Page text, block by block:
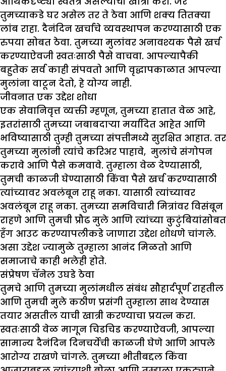
तुमच्याकडे घर असेल तर ते ठेवा आणि शक्य तितक्या
लांब राहा. दैनंदिन खर्चाचे व्यवस्थापन करण्यासाठी एक
रुपया सोबत ठेवा. तुमच्या मुलांवर अनावश्यक पैसे खर्च
करण्याऐवजी स्वतःसाठी पैसे वाचवा. आपल्यापैकी
बहुतेक सर्व काही संपवतो आणि वृद्धापकाळात आपल्या
मुलांना वाटून देतो, हे योग्य नाही.
जीवनात एक उद्देश शोधा
एक सेवानिवृत्त व्यक्ती म्हणून, तुमच्या हातात वेळ आहे,
इतरांसाठी तुमच्या जबाबदाऱ्या मर्यादित आहेत आणि
भविष्यासाठी तुम्ही तुमच्या संपत्तीमध्ये सुरक्षित आहात. तर
तुमच्या मुलांनी त्यांचे करिअर पाहावे, मुलांचे संगोपन
करावे आणि पैसे कमवावे. तुम्हाला वेळ देण्यासाठी,
तुमची काळजी घेण्यासाठी किंवा पैसे खर्च करण्यासाठी
त्यांच्यावर अवलंबून राहू नका. यासाठी त्यांच्यावर
अवलंबून राहू नका. तुमच्या समविचारी मित्रांवर विसंबून
राहणे आणि तुमची प्रौढ मुले आणि त्यांच्या कुटुंबियांसोबत
हँग आउट करण्यापलीकडे जाणारा उद्देश शोधणे चांगले.
असा उद्देश ज्यामुळे तुम्हाला आनंद मिळतो आणि
समाजाचे काही भलेही होते.
संप्रेषण चॅनेल उघडे ठेवा
तुमचे आणि तुमच्या मुलांमधील संबंध सौहार्दपूर्ण राहतील
आणि तुमची मुले कठीण प्रसंगी तुम्हाला साथ देण्यास
तयार असतील याची खात्री करण्याचा प्रयत्न करा.
स्वतःसाठी वेळ मागून चिडचिड करण्याऐवजी, आपल्या
सामान्य दैनंदिन दिनचर्येची काळजी घेणे आणि आपले
आरोग्य राखणे चांगले. तुमच्या भीतीबद्दल किंवा